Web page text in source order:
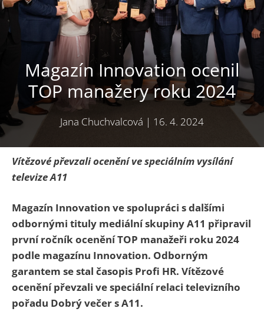
Magazín Innovation ocenil
TOP manažery roku 2024
Jana Chuchvalcová | 16. 4. 2024
Vítězové převzali ocenění ve speciálním vysílání
televize A11
Magazín Innovation ve spolupráci s dalšími
odbornými tituly mediální skupiny A11 připravil
první ročník ocenění TOP manažeři roku 2024
podle magazínu Innovation. Odborným
garantem se stal časopis Profi HR. Vítězové
ocenění převzali ve speciální relaci televizního
pořadu Dobrý večer s A11.